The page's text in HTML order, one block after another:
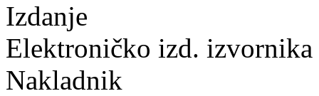
Izdanje
Elektroničko izd.
Nakladnik